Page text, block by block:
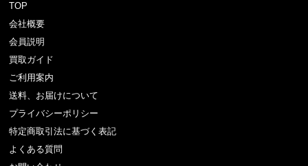
TOP
会社概要
会員説明
買取ガイド
ご利用案内
送料、お届けについて
プライバシーポリシー
特定商取引法に基づく表記
よくある質問